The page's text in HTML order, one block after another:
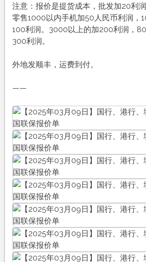
注意：报价是提货成本，批发加20利润
零售1000以内手机加50人民币利润，
100利润。3000以上的加200利润，
300利润。
外地发顺丰，运费到付。
——